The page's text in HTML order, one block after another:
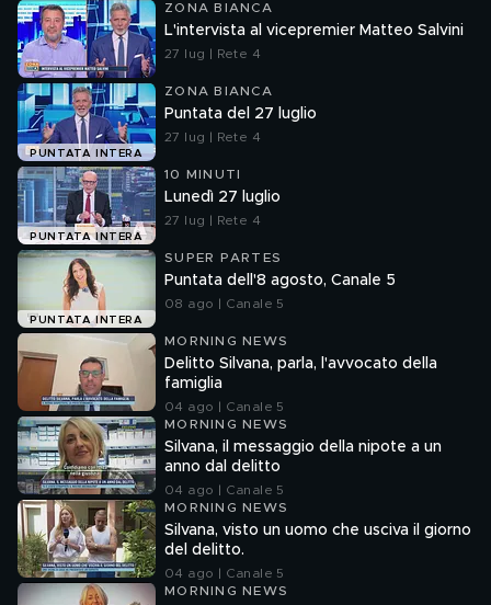
ZONA BIANCA
L'intervista al vicepremier Matteo Salvini
27 lug | Rete 4
PUNTATA INTERA
ZONA BIANCA
Puntata del 27 luglio
27 lug | Rete 4
PUNTATA INTERA
10 MINUTI
Lunedì 27 luglio
27 lug | Rete 4
PUNTATA INTERA
SUPER PARTES
Puntata dell'8 agosto, Canale 5
08 ago | Canale 5
MORNING NEWS
Delitto Silvana, parla, l'avvocato della
famiglia
04 ago | Canale 5
MORNING NEWS
Silvana, il messaggio della nipote a un
anno dal delitto
04 ago | Canale 5
MORNING NEWS
Silvana, visto un uomo che usciva il giorno
del delitto.
04 ago | Canale 5
MORNING NEWS